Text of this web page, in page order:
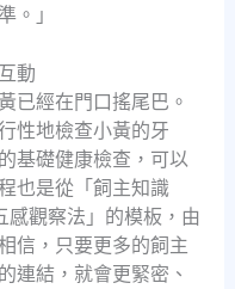
。」
動
已經在門口搖尾巴。
性地檢查小黃的牙
基礎健康檢查，可以
也是從「飼主知識
觀察法」的模板，由
信，只要更多的飼主
連結，就會更緊密、